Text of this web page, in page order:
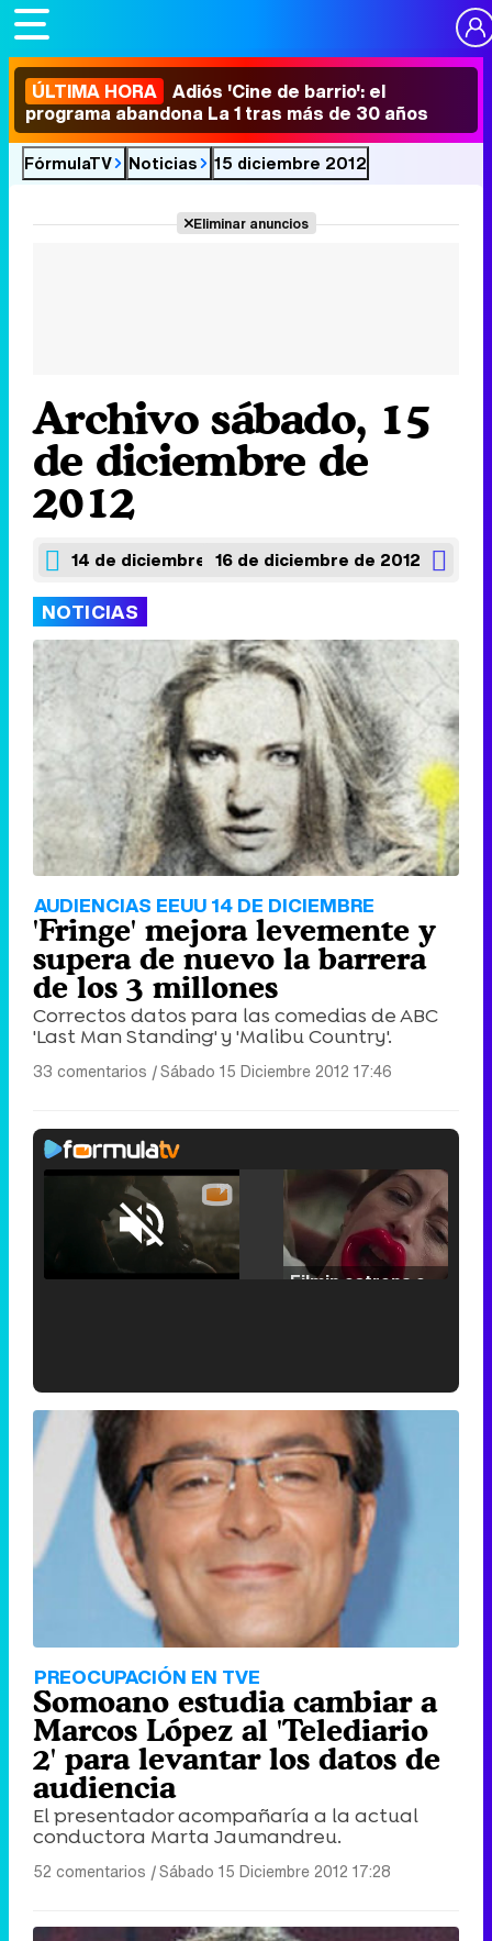
ÚLTIMA HORA Adiós 'Cine de barrio': el
programa abandona La 1 tras más de 30 años
FórmulaTV Noticias 15 diciembre 2012
Eliminar anuncios
Archivo sábado, 15
de diciembre de
2012
14 de diciembre de 201216 de diciembre de 2012
NOTICIAS
AUDIENCIAS EEUU 14 DE DICIEMBRE
'Fringe' mejora levemente y
supera de nuevo la barrera
de los 3 millones
Correctos datos para las comedias de ABC
'Last Man Standing' y 'Malibu Country'.
33 comentarios |Sábado 15 Diciembre 2012 17:46
Unmute /
Loaded:
25.30%
'120 Minutos' celebra sus 2.000 programas en Telemadrid con un vídeo del día a día en la redacción
PREOCUPACIÓN EN TVE
Somoano estudia cambiar a
Marcos López al 'Telediario
2' para levantar los datos de
audiencia
El presentador acompañaría a la actual
conductora Marta Jaumandreu.
52 comentarios |Sábado 15 Diciembre 2012 17:28